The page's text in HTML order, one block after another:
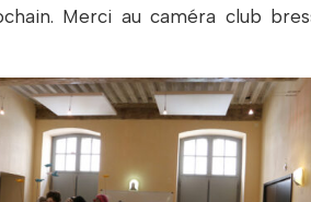
Merci au caméra club